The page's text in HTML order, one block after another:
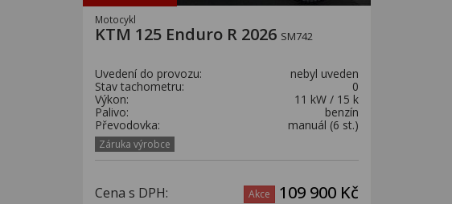
Motocykl
KTM 125 Enduro R 2026 SM742
Uvedení do provozu:
nebyl uveden
Stav tachometru:
0
Výkon:
11 kW / 15 k
Palivo:
benzín
Převodovka:
manuál (6 st.)
Záruka výrobce
Cena s DPH: Akce 109 900 Kč